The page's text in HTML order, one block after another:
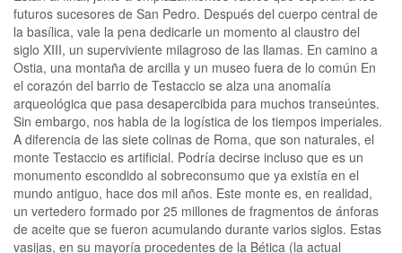
futuros sucesores de San Pedro. Después del cuerpo central de
la basílica, vale la pena dedicarle un momento al claustro del
siglo XIII, un superviviente milagroso de las llamas. En camino a
Ostia, una montaña de arcilla y un museo fuera de lo común En
el corazón del barrio de Testaccio se alza una anomalía
arqueológica que pasa desapercibida para muchos transeúntes.
Sin embargo, nos habla de la logística de los tiempos imperiales.
A diferencia de las siete colinas de Roma, que son naturales, el
monte Testaccio es artificial. Podría decirse incluso que es un
monumento escondido al sobreconsumo que ya existía en el
mundo antiguo, hace dos mil años. Este monte es, en realidad,
un vertedero formado por 25 millones de fragmentos de ánforas
de aceite que se fueron acumulando durante varios siglos. Estas
vasijas, en su mayoría procedentes de la Bética (la actual